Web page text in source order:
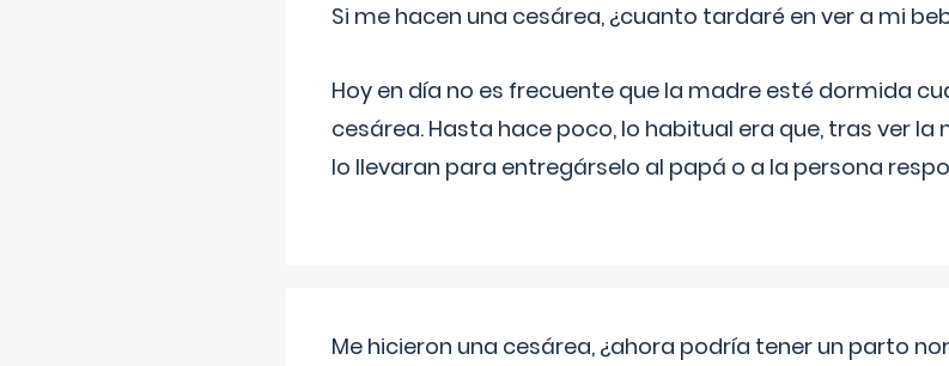
Si me hacen una cesárea, ¿cuanto tardaré en ver a mi
Hoy en día no es frecuente que la madre esté dormida
cesárea. Hasta hace poco, lo habitual era que, tras ver
lo llevaran para entregárselo al papá o a la persona
Me hicieron una cesárea, ¿ahora podría tener un parto